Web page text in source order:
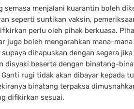
semasa menjalani kuarantin boleh
seperti suntikan vaksin,
perlu oleh pihak berkuasa.
juga boleh mengarahkan mana-
dihapuskan dengan segera
disyaki beserta dengan binatang-
rugi tidak akan dibayar kepada
binatang terpaksa
difikirkan sesuai.